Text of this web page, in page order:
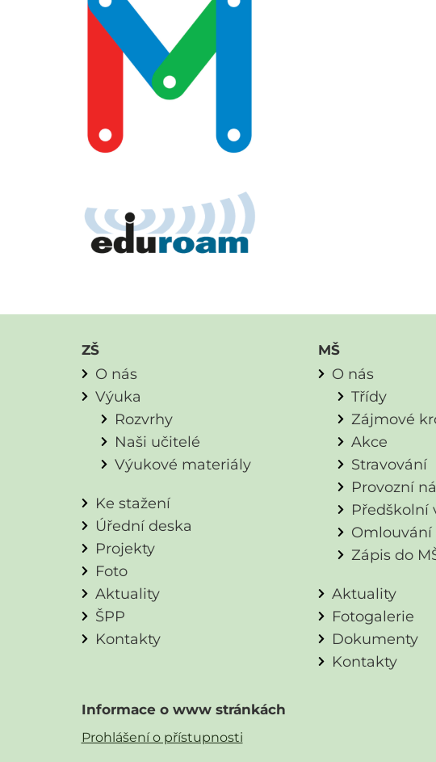
ZŠ
O nás
Výuka
Rozvrhy
Naši učitelé
Výukové materiály
Ke stažení
Úřední deska
Projekty
Foto
Aktuality
ŠPP
Kontakty
MŠ
O nás
Třídy
Zájmové
Akce
Stravování
Provozní
Předškolní
Omlouvání
Zápis do
Aktuality
Fotogalerie
Dokumenty
Kontakty
Informace o www stránkách
Prohlášení o přístupnosti